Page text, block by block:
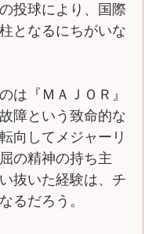
投球により、国際
となるにちがいな
は『ＭＡＪＯＲ』
障という致命的な
向してメジャーリ
の精神の持ち主
抜いた経験は、チ
るだろう。